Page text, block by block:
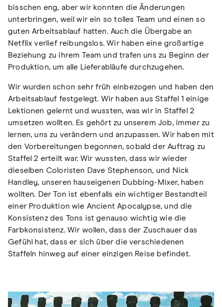
bisschen eng, aber wir konnten die Änderungen
unterbringen, weil wir ein so tolles Team und einen so
guten Arbeitsablauf hatten. Auch die Übergabe an
Netflix verlief reibungslos. Wir haben eine großartige
Beziehung zu ihrem Team und trafen uns zu Beginn der
Produktion, um alle Lieferabläufe durchzugehen.
Wir wurden schon sehr früh einbezogen und haben den
Arbeitsablauf festgelegt. Wir haben aus Staffel 1 einige
Lektionen gelernt und wussten, was wir in Staffel 2
umsetzen wollten. Es gehört zu unserem Job, immer zu
lernen, uns zu verändern und anzupassen. Wir haben mit
den Vorbereitungen begonnen, sobald der Auftrag zu
Staffel 2 erteilt war. Wir wussten, dass wir wieder
dieselben Coloristen Dave Stephenson, und Nick
Handley, unseren hauseigenen Dubbing-Mixer, haben
wollten. Der Ton ist ebenfalls ein wichtiger Bestandteil
einer Produktion wie Ancient Apocalypse, und die
Konsistenz des Tons ist genauso wichtig wie die
Farbkonsistenz. Wir wollen, dass der Zuschauer das
Gefühl hat, dass er sich über die verschiedenen
Staffeln hinweg auf einer einzigen Reise befindet.